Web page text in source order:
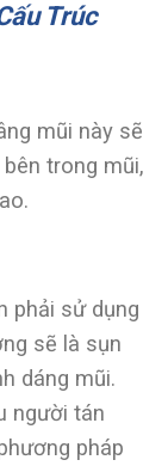
Trúc
mũi này sẽ
trong mũi,
phải sử dụng
sẽ là sụn
dáng mũi.
người tán
pháp